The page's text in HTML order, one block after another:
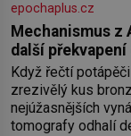
epochaplus.cz
Mechanismus
další
Když řečtí
zrezivělý kus
nejúžasnějších
tomografy odhalí